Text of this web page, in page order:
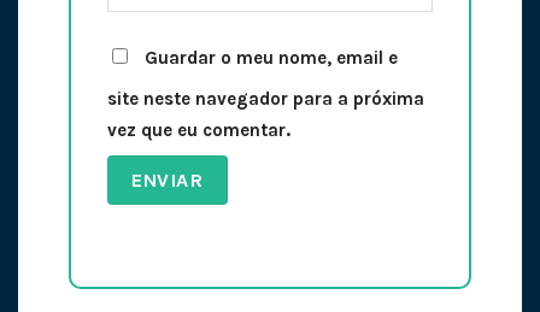
Guardar o meu nome, email e
site neste navegador para a próxima
vez que eu comentar.